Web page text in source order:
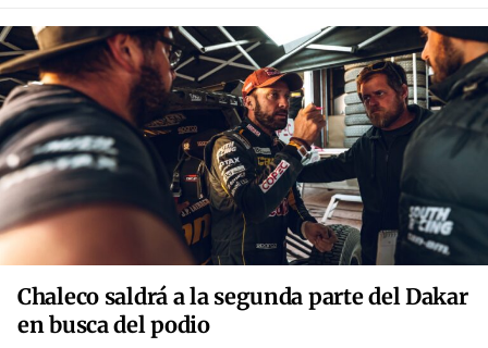
Chaleco saldrá a la segunda parte del Dakar
en busca del podio